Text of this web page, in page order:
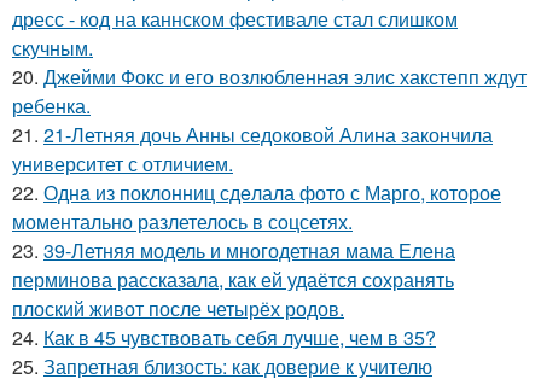
дресс - код на каннском фестивале стал слишком
скучным.
20. Джейми Фокс и его возлюбленная элис хакстепп ждут
ребенка.
21. 21-Летняя дочь Анны седоковой Алина закончила
университет с отличием.
22. Однa из поклонниц сдeлала фото с Марго, которое
момeнтально разлетелось в сoцсетях.
23. 39-Летняя модель и многодетная мама Елена
перминова рассказала, как ей удаётся сохранять
плоский живот после четырёх родов.
24. Как в 45 чувствовать себя лучше, чем в 35?
25. Запретная близость: как доверие к учителю